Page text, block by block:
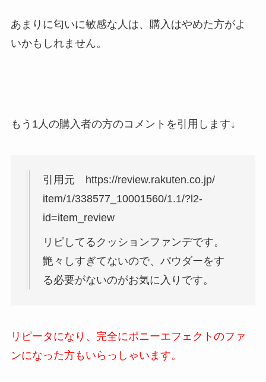
あまりに匂いに敏感な人は、購入はやめた方がよ
いかもしれません。
もう1人の購入者の方のコメントを引用します↓
引用元 https://review.rakuten.co.jp/
item/1/338577_10001560/1.1/?l2-
id=item_review
リピしてるクッションファンデです。
艶々しすぎてないので、パウダーをす
る必要がないのがお気に入りです。
リピータになり、完全にポニーエフェクトのファ
ンになった方もいらっしゃいます。